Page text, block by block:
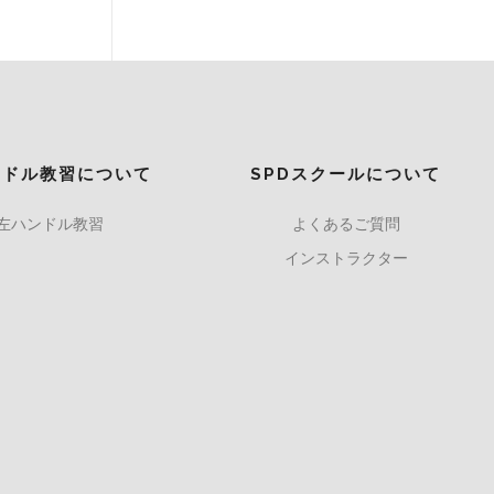
ル教習について
ハンドル教習
SPDスクールについて
よくあるご質問
インストラクター